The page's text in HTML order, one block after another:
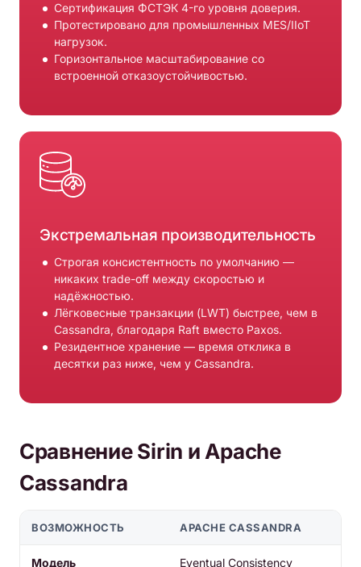
Сертификация ФСТЭК 4-го уровня доверия.
Протестировано для промышленных MES/IIoT
нагрузок.
Горизонтальное масштабирование со
встроенной отказоустойчивостью.
Экстремальная производительность
Строгая консистентность по умолчанию —
никаких trade-off между скоростью и
надёжностью.
Лёгковесные транзакции (LWT) быстрее, чем в
Cassandra, благодаря Raft вместо Paxos.
Резидентное хранение — время отклика в
десятки раз ниже, чем у Cassandra.
Сравнение Sirin и Apache
Cassandra
ВОЗМОЖНОСТЬ APACHE CASSANDRA
Модель Eventual Consistency